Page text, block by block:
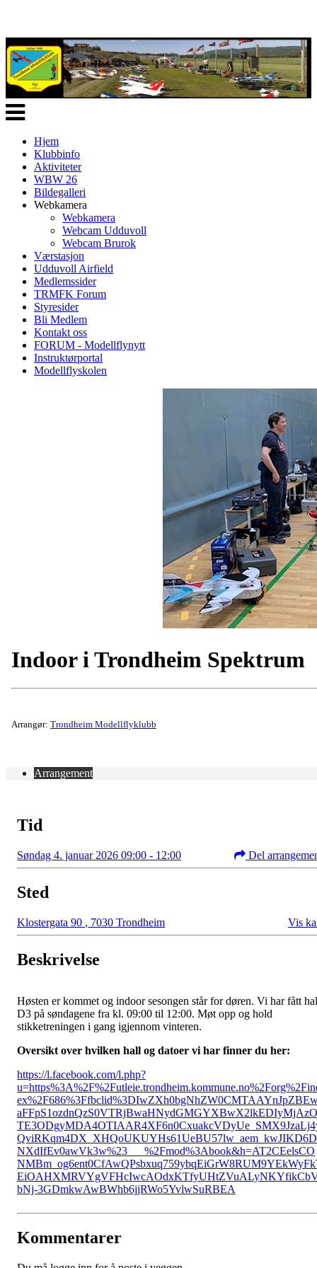
Veksle
navigasjon
Hjem
Klubbinfo
Aktiviteter
WBW 26
Bildegalleri
Webkamera
Webkamera
Webcam Udduvoll
Webcam Brurok
Værstasjon
Udduvoll Airfield
Medlemssider
TRMFK Forum
Styresider
Bli Medlem
Kontakt oss
FORUM - Modellflynytt
Instruktørportal
Modellflyskolen
Indoor i Trondheim Spektrum
Arrangør: Trondheim Modellflyklubb
Arrangement
Tid
Søndag 4. januar 2026 09:00 - 12:00 Del
Sted
Klostergata 90 , 7030 Trondheim Vis
Beskrivelse
Høsten er kommet og indoor sesongen står for døren. Vi har fått
D3 på søndagene fra kl. 09:00 til 12:00. Møt opp og hold
stikketreningen i gang igjennom vinteren.
Oversikt over hvilken hall og datoer vi har finner du her:
https://l.facebook.com/l.php?
aFFpS1ozdnQzS0VTRjBwaHNydGMGYXBwX2lkEDIyMjAzO
QviRKqm4DX_XHQoUKUYHs61UeBU57lw_aem_kwJIKD6D
NXdIfEv0awVk3w%23___%2Fmod%3Abook&h=AT2CEelsCO
bNj-3GDmkwAwBWhb6jjRWo5YvlwSuRBEA
Kommentarer